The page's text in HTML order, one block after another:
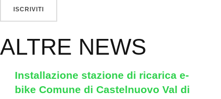
ALTRE NEWS
Installazione stazione di ricarica e-
bike Comune di Castelnuovo Val di